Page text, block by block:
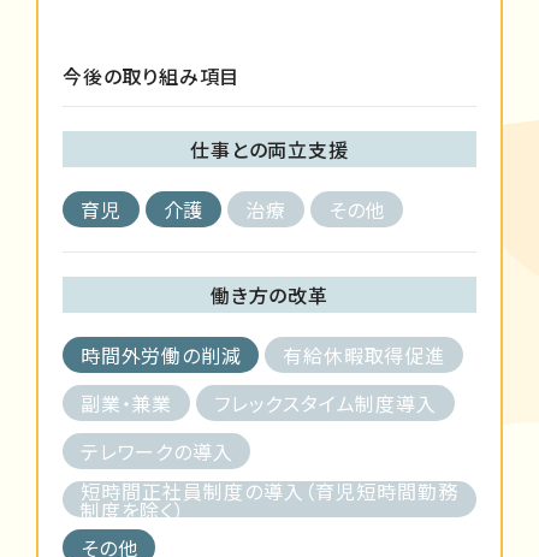
今後の取り組み項目
仕事との両立支援
育児 介護 治療 その他
働き方の改革
時間外労働の削減
有給休暇取得促進
副業・兼業
フレックスタイム制度導入
テレワークの導入
短時間正社員制度の導入（育児短時間勤務
制度を除く）
その他